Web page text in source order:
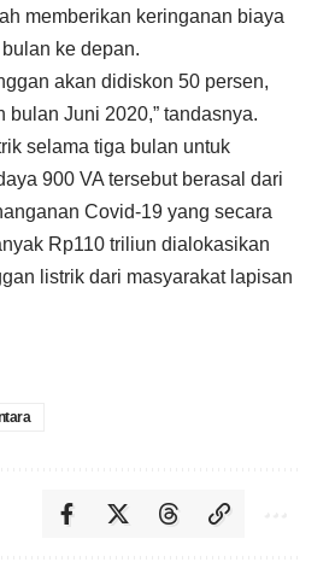
memberikan keringanan biaya
ke depan.
akan didiskon 50 persen,
Juni 2020,” tandasnya.
selama tiga bulan untuk
900 VA tersebut berasal dari
Covid-19 yang secara
Rp110 triliun dialokasikan
listrik dari masyarakat lapisan